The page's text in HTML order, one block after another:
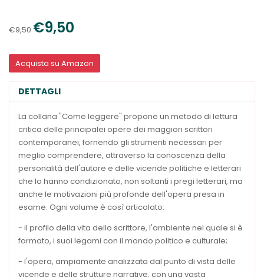
€9,50 €9,50
Acquista su Amazon
DETTAGLI
La collana "Come leggere" propone un metodo di lettura
critica delle principalei opere dei maggiori scrittori
contemporanei, fornendo gli strumenti necessari per
meglio comprendere, attraverso la conoscenza della
personalità dell'autore e delle vicende politiche e letterari
che lo hanno condizionato, non soltanti i pregi letterari, ma
anche le motivazioni più profonde dell'opera presa in
esame. Ogni volume è così articolato:
- il profilo della vita dello scrittore, l'ambiente nel quale si è
formato, i suoi legami con il mondo politico e culturale;
- l'opera, ampiamente analizzata dal punto di vista delle
vicende e delle strutture narrative, con una vasta